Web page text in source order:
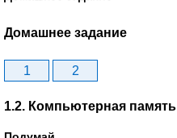
Домашнее задание
1 2
1.2. Компьютерная память